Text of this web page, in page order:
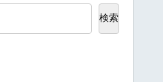
検索